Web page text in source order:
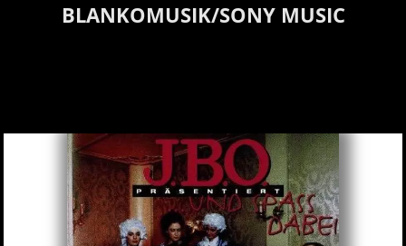
BLANKOMUSIK/SONY MUSIC